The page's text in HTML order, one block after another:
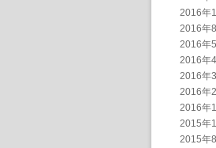
2016年
2016年
2016年
2016年
2016年
2016年
2016年
2015年
2015年